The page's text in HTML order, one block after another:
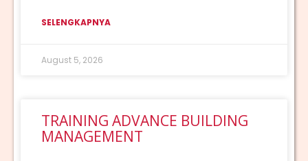
SELENGKAPNYA
August 5, 2026
TRAINING ADVANCE BUILDING
MANAGEMENT